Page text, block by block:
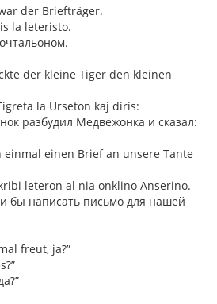
der Briefträger.
la leteristo.
der kleine Tiger den kleinen
la Urseton kaj diris:
разбудил Медвежонка и сказал:
einmal einen Brief an unsere Tante
leteron al nia onklino Anserino.
бы написать письмо для нашей
freut, ja?”